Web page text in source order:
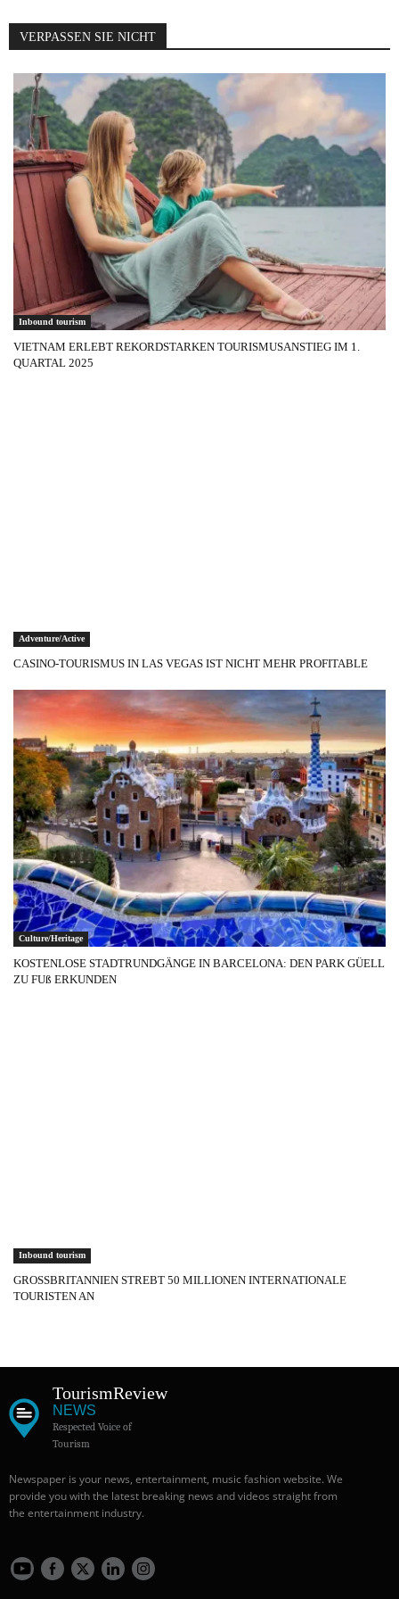
VERPASSEN SIE NICHT
Inbound tourism
VIETNAM ERLEBT REKORDSTARKEN TOURISMUSANSTIEG IM 1.
QUARTAL 2025
Adventure/Active
CASINO-TOURISMUS IN LAS VEGAS IST NICHT MEHR PROFITABLE
Culture/Heritage
KOSTENLOSE STADTRUNDGÄNGE IN BARCELONA: DEN PARK GÜELL
ZU FUß ERKUNDEN
Inbound tourism
GROSSBRITANNIEN STREBT 50 MILLIONEN INTERNATIONALE
TOURISTEN AN
TourismReview
NEWS
Respected Voice of
Tourism
Newspaper is your news, entertainment, music fashion website. We
provide you with the latest breaking news and videos straight from
the entertainment industry.